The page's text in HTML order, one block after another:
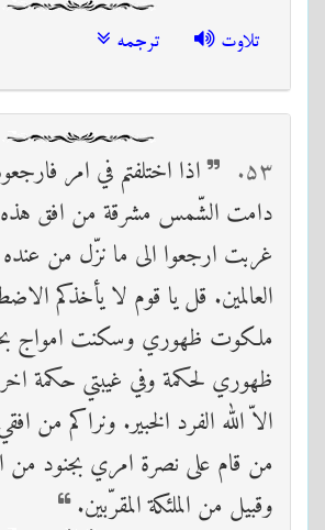
تلاوت ترجمه
۵۳
اذا اختلفتم في امر
دامت الشّمس مشرقة من افق هذه
غربت ارجعوا الى ما نزّل من عنده
العالمين. قل يا قوم لا يأخذكم
ملكوت ظهوري وسكنت امواج
ظهوري لحكمة وفي غيبتي حكمة
الاّ الله الفرد الخبير. ونراكم من
من قام على نصرة امري بجنود من
وقبيل من الملئكة المقرّبين.